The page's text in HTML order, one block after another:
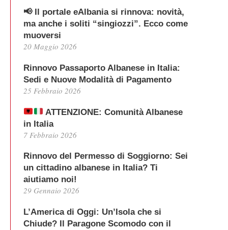
📢 Il portale eAlbania si rinnova: novità,
ma anche i soliti “singiozzi”. Ecco come
muoversi
20 Maggio 2026
Rinnovo Passaporto Albanese in Italia:
Sedi e Nuove Modalità di Pagamento
25 Febbraio 2026
ATTENZIONE: Comunità Albanese
in Italia
7 Febbraio 2026
Rinnovo del Permesso di Soggiorno: Sei
un cittadino albanese in Italia? Ti
aiutiamo noi!
29 Gennaio 2026
L’America di Oggi: Un’Isola che si
Chiude? Il Paragone Scomodo con il